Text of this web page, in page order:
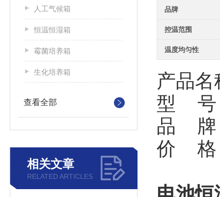
人工气候箱
恒温恒湿箱
霉菌培养箱
生化培养箱
查看全部
相关文章
RELATED ARTICLES
品牌
控温范围
温度均匀性
产品
型 号
品 牌
价 格